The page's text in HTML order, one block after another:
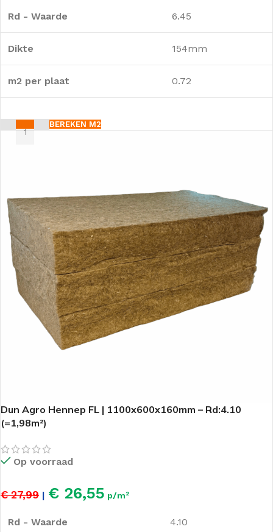
Rd - Waarde 6.45
Dikte 154mm
m2 per plaat 0.72
BEREKEN M2
Dun Agro Hennep FL | 1100x600x160mm – Rd:4.10
(=1,98m²)
Op voorraad
€ 27,99 | € 26,55 p/m²
Rd - Waarde 4.10